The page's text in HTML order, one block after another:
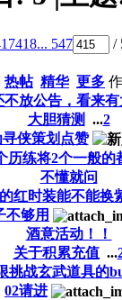
418... 547 /
热帖 精华 更多
不放公告，看来有
大胆猜测
...2
寻侠策划点赞
历练将2个一般的
不懂就问
红时装能不能换
不够用
酒意活动！！
关于积累充值 ...
挑战玄武道具的
02请进